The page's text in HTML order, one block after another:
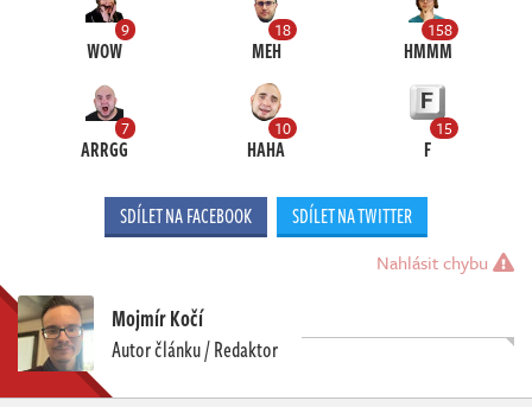
9
WOW
18
MEH
158
HMMM
7
ARRGG
10
HAHA
15
F
SDÍLET NA FACEBOOK SDÍLET NA TWITTER
Nahlásit chybu
Mojmír Kočí
Autor článku / Redaktor